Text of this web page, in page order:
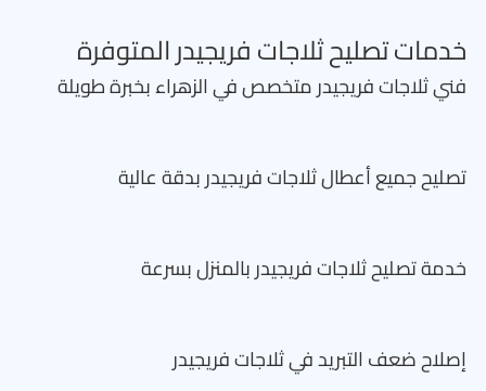
خدمات تصليح ثلاجات فريجيدر المتوفرة
فني ثلاجات فريجيدر متخصص في الزهراء بخبرة طويلة
تصليح جميع أعطال ثلاجات فريجيدر بدقة عالية
خدمة تصليح ثلاجات فريجيدر بالمنزل بسرعة
إصلاح ضعف التبريد في ثلاجات فريجيدر